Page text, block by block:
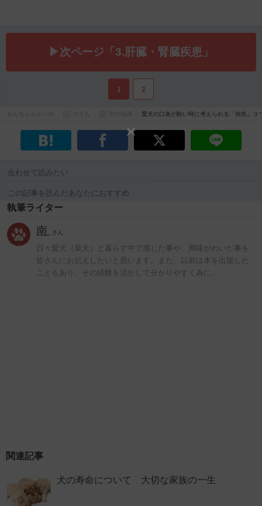
▶次ページ「3.肝臓・腎臓疾患」
1 2
愛犬の口臭が酷い時に考えられる「病気」
合わせて読みたい
この記事を読んだあなたにおすすめ
執筆ライター
南 さん
日々愛犬（柴犬）と暮らす中で感じた事や、興味がわいた事を
皆さんにお伝えしたいと思います。また、以前は本を出版した
こともあり、その経験を活かして分かりやすく為に…
関連記事
犬の寿命について 大切な家族の一生